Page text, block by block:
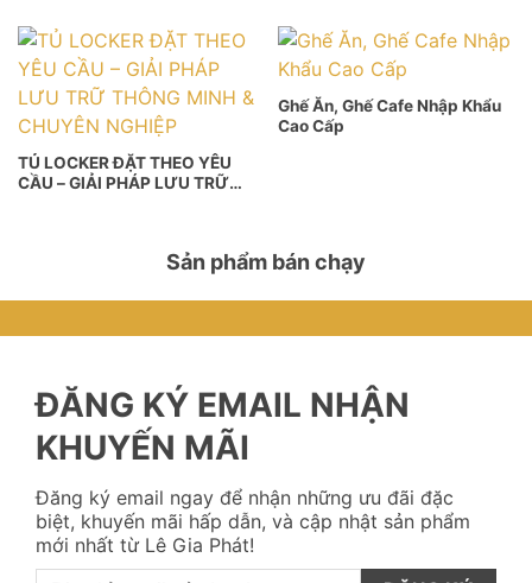
TỦ LOCKER ĐẶT THEO YÊU
CẦU – GIẢI PHÁP LƯU TRỮ
Ghế Ăn, Ghế Cafe Nhập Khẩu
Cao Cấp
Sản phẩm bán chạy
ĐĂNG KÝ EMAIL NHẬN
KHUYẾN MÃI
Đăng ký email ngay để nhận những ưu đãi đặc
biệt, khuyến mãi hấp dẫn, và cập nhật sản phẩm
mới nhất từ Lê Gia Phát!